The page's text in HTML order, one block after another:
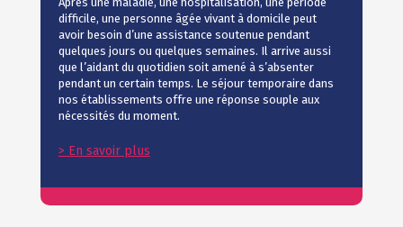
difficile, une personne âgée vivant à domicile peut
avoir besoin d’une assistance soutenue pendant
quelques jours ou quelques semaines. Il arrive aussi
que l’aidant du quotidien soit amené à s’absenter
pendant un certain temps. Le séjour temporaire dans
nos établissements offre une réponse souple aux
nécessités du moment.
> En savoir plus